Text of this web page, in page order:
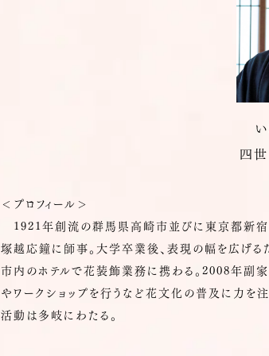
四
＜プロフィール＞
1921年創流の群馬県高崎市並びに東京都新宿
塚越応鐘に師事。大学卒業後、表現の幅を広げる
市内のホテルで花装飾業務に携わる。2008年副
やワークショップを行うなど花文化の普及に力を
活動は多岐にわたる。